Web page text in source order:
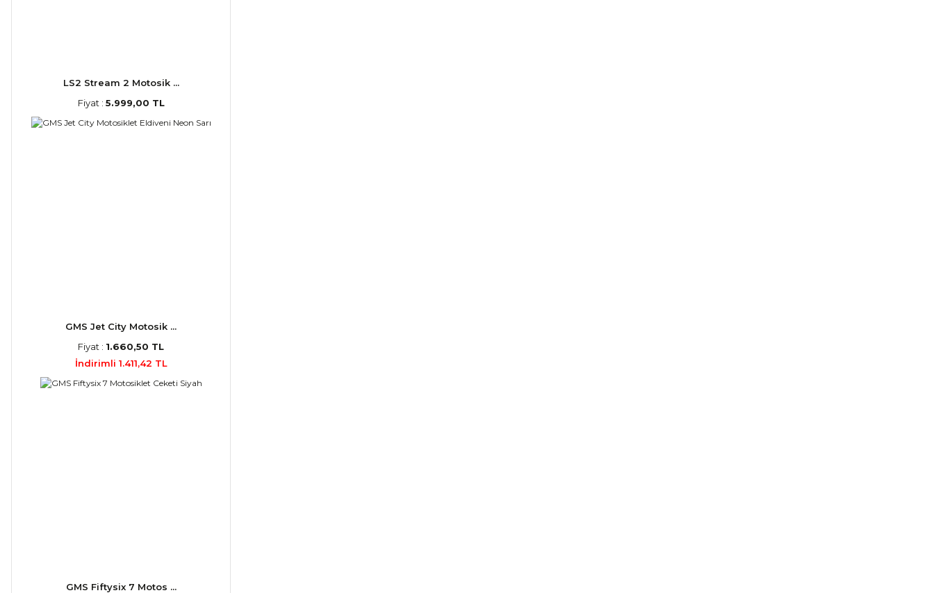
LS2 Stream 2 Motosik ...
Fiyat : 5.999,00 TL
GMS Jet City Motosik ...
Fiyat : 1.660,50 TL
İndirimli 1.411,42 TL
GMS Fiftysix 7 Motos ...